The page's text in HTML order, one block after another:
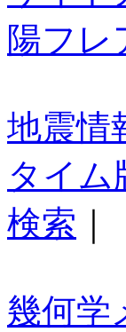
陽フレ
地震情
タイム
検索
幾何学